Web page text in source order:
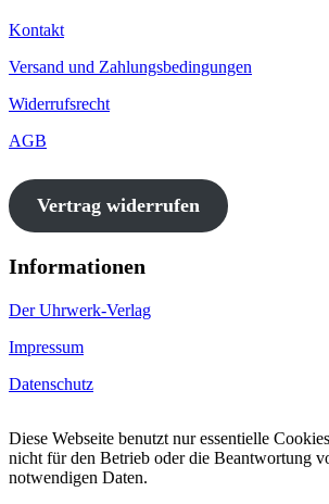
Kontakt
Versand und Zahlungsbedingungen
Widerrufsrecht
AGB
Vertrag widerrufen
Informationen
Der Uhrwerk-Verlag
Impressum
Datenschutz
Diese Webseite benutzt nur essentielle
nicht für den Betrieb oder die Beantwortung
notwendigen Daten.